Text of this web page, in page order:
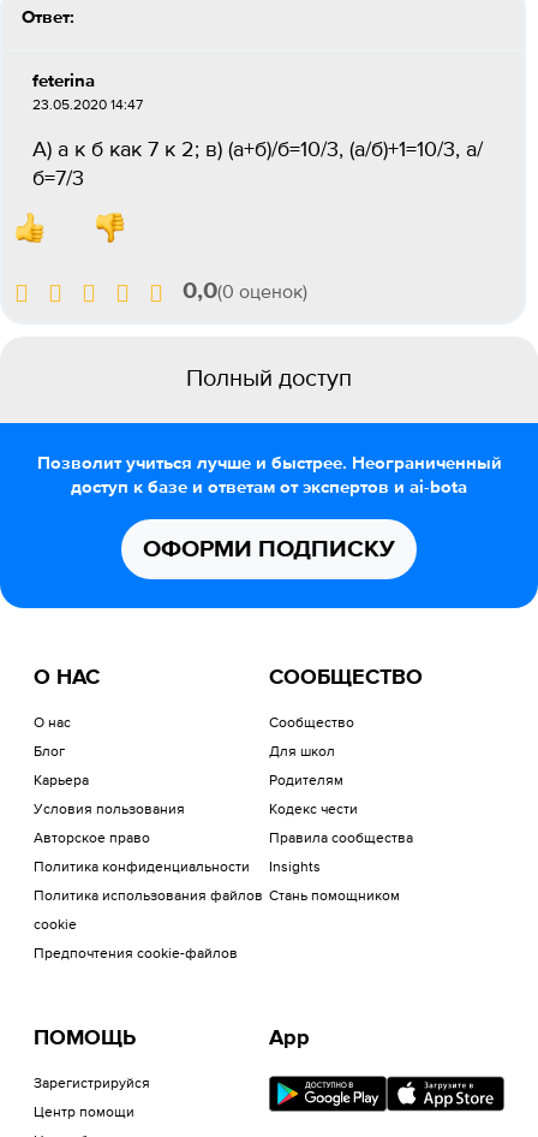
Ответ:
feterina
23.05.2020 14:47
А) а к б как 7 к 2; в) (а+б)/б=10/3, (а/б)+1=10/3, а/
б=7/3
0,0(0 оценок)
Полный доступ
Позволит учиться лучше и быстрее. Неограниченный
доступ к базе и ответам от экспертов и ai-bota
ОФОРМИ ПОДПИСКУ
О НАС
О нас
Блог
Карьера
Условия пользования
Авторское право
Политика конфиденциальности
Политика использования файлов
cookie
Предпочтения cookie-файлов
СООБЩЕСТВО
Сообщество
Для школ
Родителям
Кодекс чести
Правила сообщества
Insights
Стань помощником
ПОМОЩЬ
Зарегистрируйся
Центр помощи
App